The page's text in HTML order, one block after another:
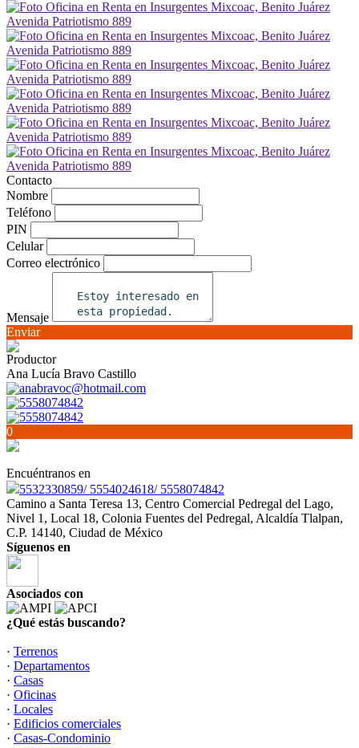
Contacto
Nombre
Teléfono
PIN
Celular
Correo electrónico
Mensaje
Enviar
Productor
Ana Lucía Bravo Castillo
anabravoc@hotmail.com
5558074842
5558074842
0
Encuéntranos en
5532330859/ 5554024618/ 5558074842
Camino a Santa Teresa 13, Centro Comercial Pedregal del Lago,
Nivel 1, Local 18, Colonia Fuentes del Pedregal, Alcaldía Tlalpan,
C.P. 14140, Ciudad de México
Síguenos en
Asociados con
¿Qué estás buscando?
· Terrenos
· Departamentos
· Casas
· Oficinas
· Locales
· Edificios comerciales
· Casas-Condominio